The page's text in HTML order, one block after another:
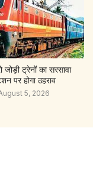
जोड़ी ट्रेनों का सरसावा
पर होगा ठहराव
5, 2026